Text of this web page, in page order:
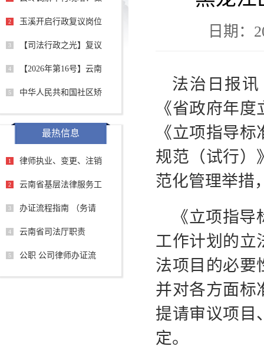
2 玉溪开启行政复议岗位
3 【司法行政之光】复议
4 【2026年第16号】云南
5 中华人民共和国社区矫
最热信息
1 律师执业、变更、注销
2 云南省基层法律服务工
3 办证流程指南 （务请
4 云南省司法厅职责
5 公职 公司律师办证流
日期：
法治日报
《省政府年
《立项指导
规范（试行）
范化管理举措
《立项指
工作计划的立
法项目的必要
并对各方面标
提请审议项目
定。